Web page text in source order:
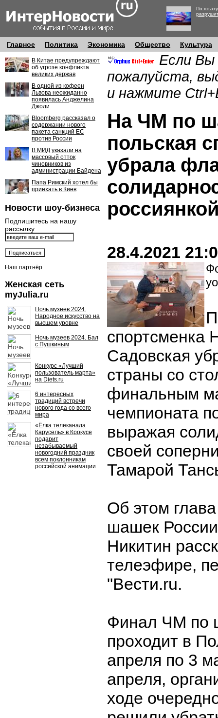
По
Главное Политика Экономика Общество Культура
В Китае предупреждают
об угрозе конфликта
великих держав
В одной из кофеен
Львова неожиданно
появилась Анджелина
Джоли
Bloomberg рассказал о
содержании нового
пакета санкций ЕС
против России
В МИД указали на
массовый отток
чиновников из
администрации Байдена
Папа Римский хотел бы
приехать в Киев
Новости шоу-бизнеса
Подпишитесь на нашу
рассылку
Наш партнёр
Женская сеть
myJulia.ru
Ночь музеев 2024.
Народное искусство на
высшем уровне
Ночь музеев 2024. Бал
с Пушкиным
Конкурс «Лучший
пользователь марта»
на Diets.ru
6 интересных
традиций встречи
нового года со всего
мира
«Ёлка телеканала
Карусель» в Крокусе
подарит
незабываемый
новогодний праздник
всем поклонникам
российской анимации
Если Вы
пожалуйста,
и нажмите
На ЧМ по
польская
убрала
28.4.2021
спортсменка
Садовская
страны со
финальным
чемпионата
выражая
своей
Тамарой
Об этом
шашек
Никитин
телеэфире,
"Вести.ru.
Финал ЧМ по
проходит в
апреля по 3
апреля,
ходе